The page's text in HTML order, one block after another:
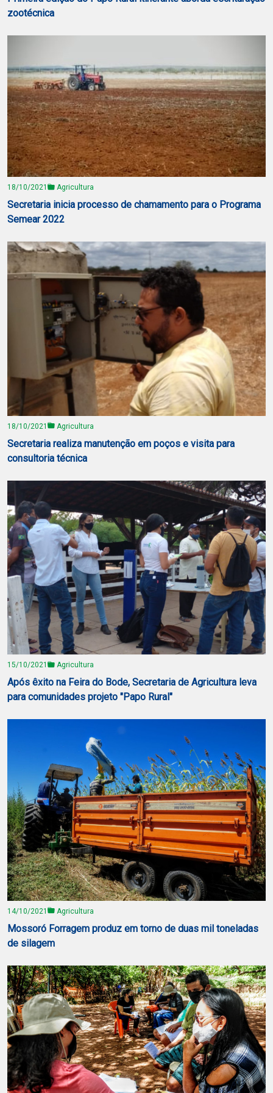
zootécnica
18/10/2021 Agricultura
Secretaria inicia processo de chamamento para o Programa
Semear 2022
18/10/2021 Agricultura
Secretaria realiza manutenção em poços e visita para
consultoria técnica
15/10/2021 Agricultura
Após êxito na Feira do Bode, Secretaria de Agricultura leva
para comunidades projeto "Papo Rural"
14/10/2021 Agricultura
Mossoró Forragem produz em torno de duas mil toneladas
de silagem